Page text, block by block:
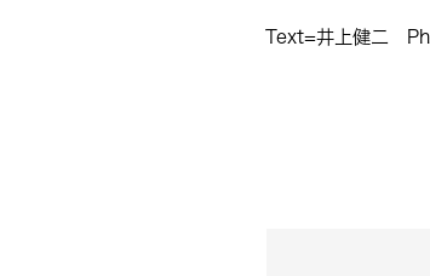
Text=井上健二